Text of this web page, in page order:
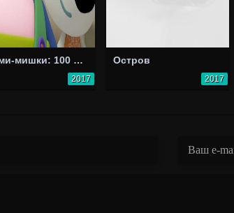
Ми-ми-мишки: 100 серия - Музей
2017
Остров
2017